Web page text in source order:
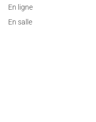
En ligne
En salle